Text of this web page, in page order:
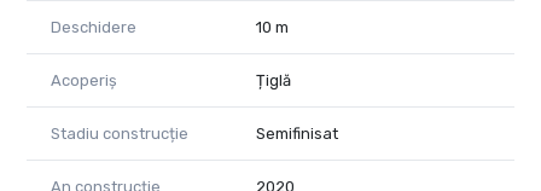
Deschidere 10 m
Acoperiș Țiglă
Stadiu construcție Semifinisat
An construcție 2020